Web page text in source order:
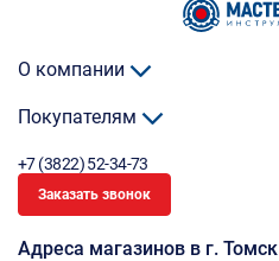
О компании
Покупателям
+7 (3822) 52-34-73
Заказать звонок
Адреса магазинов в г. Томск